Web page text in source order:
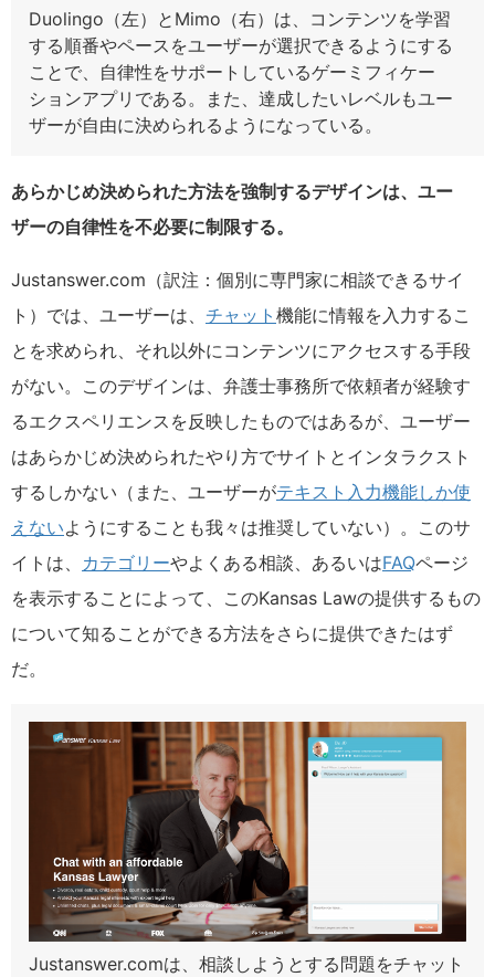
Duolingo（左）とMimo（右）は、コンテンツを学習
する順番やペースをユーザーが選択できるようにする
ことで、自律性をサポートしているゲーミフィケー
ションアプリである。また、達成したいレベルもユー
ザーが自由に決められるようになっている。
あらかじめ決められた方法を強制するデザインは、ユー
ザーの自律性を不必要に制限する。
Justanswer.com（訳注：個別に専門家に相談できるサイ
ト）では、ユーザーは、 チャット 機能に情報を入力するこ
とを求められ、それ以外にコンテンツにアクセスする手段
がない。このデザインは、弁護士事務所で依頼者が経験す
るエクスペリエンスを反映したものではあるが、ユーザー
はあらかじめ決められたやり方でサイトとインタラクスト
するしかない（また、ユーザーがテキスト入力機能しか使
えないようにすることも我々は推奨していない）。このサ
イトは、 カテゴリーやよくある相談、あるいはFAQページ
を表示することによって、このKansas Lawの提供するもの
について知ることができる方法をさらに提供できたはず
だ。
Justanswer.comは、相談しようとする問題をチャット